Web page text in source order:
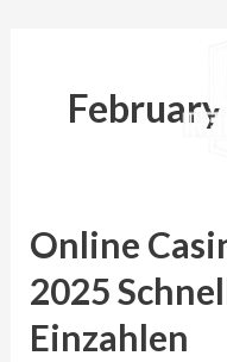
Online
2025
Einzahlen
Online
Mit
Paypal